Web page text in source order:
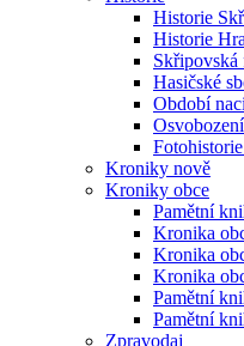
Historie
Historie
Skřipovská
Hasičské
Období
Kroniky nově
Kroniky obce
Pamětní
Kronika
Kronika
Kronika
Pamětní
Pamětní
Zpravodaj